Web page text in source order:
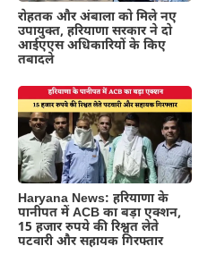
रोहतक और अंबाला को मिले नए
उपायुक्त, हरियाणा सरकार ने दो
आईएएस अधिकारियों के किए
तबादले
Haryana News: हरियाणा के
पानीपत में ACB का बड़ा एक्शन,
15 हजार रुपये की रिश्वत लेते
पटवारी और सहायक गिरफ्तार